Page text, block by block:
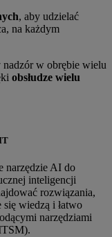
, aby udzielać
na każdym
w obrębie wielu
obsłudze wielu
narzędzie AI do
inteligencji
rozwiązania,
wiedzą i łatwo
narzędziami